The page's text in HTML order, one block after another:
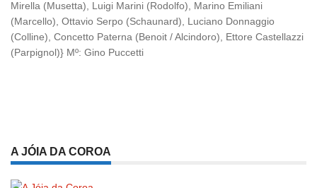
Mirella (Musetta), Luigi Marini (Rodolfo), Marino Emiliani
(Marcello), Ottavio Serpo (Schaunard), Luciano Donnaggio
(Colline), Concetto Paterna (Benoit / Alcindoro), Ettore Castellazzi
(Parpignol)} Mº: Gino Puccetti
A JÓIA DA COROA